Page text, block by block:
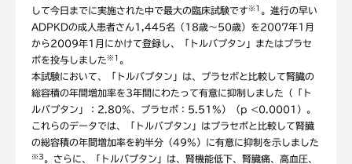
して今日までに実施された中で最大の臨床試験です ※1 。進行の早い
ADPKDの成人患者さん1,445名（18歳～50歳）を2007年1月
から2009年1月にかけて登録し、「トルバプタン」またはプラセ
ボを投与しました ※1 。
本試験において、「トルバプタン」は、プラセボと比較して腎臓の
総容積の年間増加率を3年間にわたって有意に抑制しました（「ト
ルバプタン」：2.80%、プラセボ：5.51%）（p <0.0001）。
これらのデータでは、「トルバプタン」はプラセボと比較して腎臓
の総容積の年間増加率を約半分（49%）に有意に抑制を示しました
※3 。さらに、「トルバプタン」は、腎機能低下、腎臓痛、高血圧、